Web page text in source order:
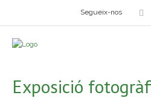
Segueix-nos
- Exposicions
Exposició